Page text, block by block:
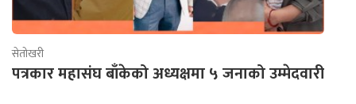
सेतोखरी
पत्रकार महासंघ बाँकेको अध्यक्षमा ५ जनाको उम्मेदवारी